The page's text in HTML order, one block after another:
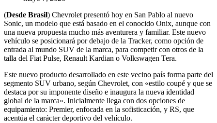
(Desde Brasil) Chevrolet presentó hoy en San Pablo al nuevo
Sonic, un modelo que está basado en el conocido Onix, aunque con
una nueva propuesta mucho más aventurera y familiar. Este nuevo
vehículo se posicionará por debajo de la Tracker, como opción de
entrada al mundo SUV de la marca, para competir con otros de la
talla del Fiat Pulse, Renault Kardian o Volkswagen Tera.
Este nuevo producto desarrollado en este vecino país forma parte del
segmento SUV urbano, según Chevrolet, con «estilo coupé y que se
destaca por su imponente diseño e inaugura la nueva identidad
global de la marca». Inicialmente llega con dos opciones de
equipamiento: Premier, enfocada en la sofisticación, y RS, que
acentúa el carácter deportivo del vehículo.